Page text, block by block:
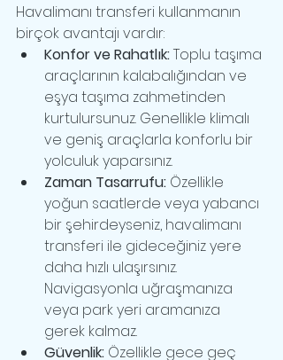
Havalimanı transferi kullanmanın
birçok avantajı vardır:
Konfor ve Rahatlık: Toplu taşıma
araçlarının kalabalığından ve
eşya taşıma zahmetinden
kurtulursunuz. Genellikle klimalı
ve geniş araçlarla konforlu bir
yolculuk yaparsınız.
Zaman Tasarrufu: Özellikle
yoğun saatlerde veya yabancı
bir şehirdeyseniz, havalimanı
transferi ile gideceğiniz yere
daha hızlı ulaşırsınız.
Navigasyonla uğraşmanıza
veya park yeri aramanıza
gerek kalmaz.
Güvenlik: Özellikle gece geç